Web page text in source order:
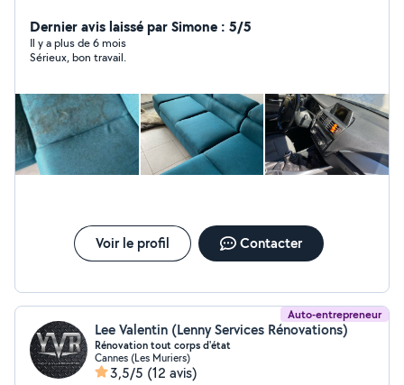
toutes traces tenaces et 99% acariens Tarifs : Canapé à
partir de 40e Tapis / moquette à partir de 30e Matelas
: à partir de 30e Déplacement à domicile en fonction
tout information complémentaire
Dernier avis laissé par Simone : 5/5
Il y a plus de 6 mois
Sérieux, bon travail.
Voir le profil Contacter
Auto-entrepreneur
Lee Valentin (Lenny Services Rénovations)
Rénovation tout corps d'état
Cannes (Les Muriers)
3,5/5 (12 avis)